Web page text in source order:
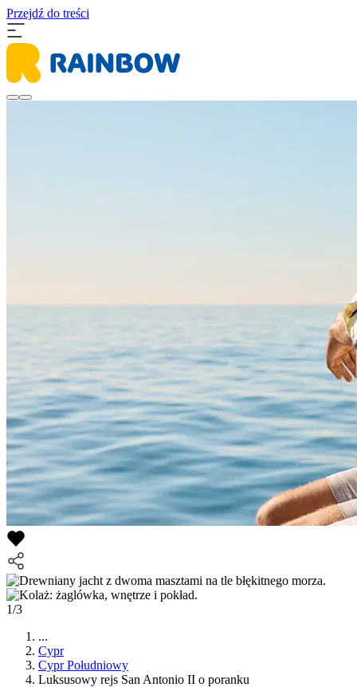
Przejdź do treści
1/3
...
Cypr
Cypr Południowy
Luksusowy rejs San Antonio II o poranku